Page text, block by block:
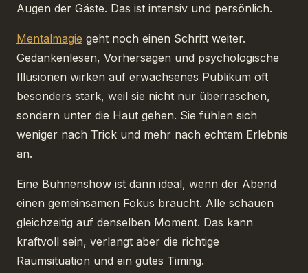
Augen der Gäste. Das ist intensiv und persönlich.
Mentalmagie geht noch einen Schritt weiter.
Gedankenlesen, Vorhersagen und psychologische
Illusionen wirken auf erwachsenes Publikum oft
besonders stark, weil sie nicht nur überraschen,
sondern unter die Haut gehen. Sie fühlen sich
weniger nach Trick und mehr nach echtem Erlebnis
an.
Eine Bühnenshow ist dann ideal, wenn der Abend
einen gemeinsamen Fokus braucht. Alle schauen
gleichzeitig auf denselben Moment. Das kann
kraftvoll sein, verlangt aber die richtige
Raumsituation und ein gutes Timing.